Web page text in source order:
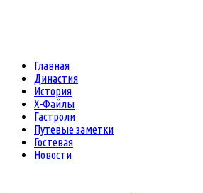
Главная
Династия
История
Х-Файлы
Гастроли
Путевые заметки
Гостевая
Новости